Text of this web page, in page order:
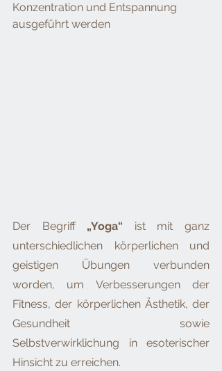
Konzentration und Entspannung
ausgeführt werden
Der Begriff „Yoga“ ist mit ganz
unterschiedlichen körperlichen und
geistigen Übungen verbunden
worden, um Verbesserungen der
Fitness, der körperlichen Ästhetik, der
Gesundheit sowie
Selbstverwirklichung in esoterischer
Hinsicht zu erreichen.